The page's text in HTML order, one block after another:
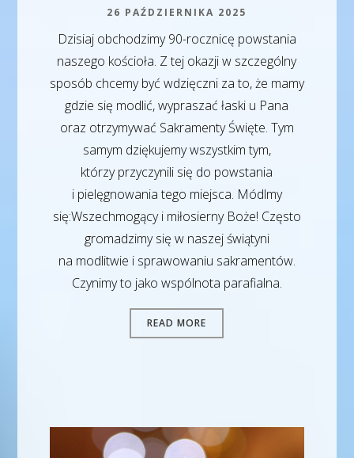
26 PAŹDZIERNIKA 2025
Dzisiaj obchodzimy 90-rocznicę powstania
naszego kościoła. Z tej okazji w szczególny
sposób chcemy być wdzięczni za to, że mamy
gdzie się modlić, wypraszać łaski u Pana
oraz otrzymywać Sakramenty Święte. Tym
samym dziękujemy wszystkim tym,
którzy przyczynili się do powstania
i pielęgnowania tego miejsca. Módlmy
się:Wszechmogący i miłosierny Boże! Często
gromadzimy się w naszej świątyni
na modlitwie i sprawowaniu sakramentów.
Czynimy to jako wspólnota parafialna.
READ MORE